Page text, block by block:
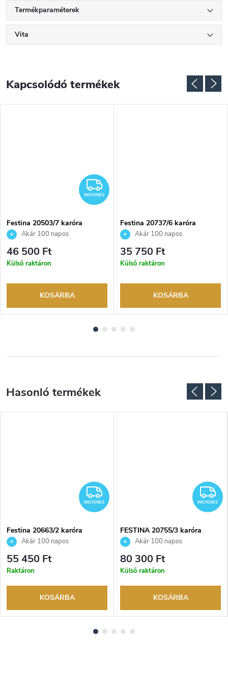
Termékparaméterek
Vita
Kapcsolódó termékek
INGYENES
INGYENES
Festina 20503/7 karóra
Akár 100 napos
visszaküldési lehetőség. Hivatalos
márkakereskedő.
46 500 Ft
Külső raktáron
KOSÁRBA
Festina 20737/6 karóra
Akár 100 napos
visszaküldési lehetőség. Hivatalos
márkakereskedő.
35 750 Ft
Külső raktáron
KOSÁRBA
INGYENES
INGYENES
Festina 20663/2 karóra
Akár 100 napos
visszaküldési lehetőség. Hivatalos
márkakereskedő.
55 450 Ft
Raktáron
KOSÁRBA
INGYENES
FESTINA 20755/3 karóra
Akár 100 napos
visszaküldési lehetőség. Hivatalos
márkakereskedő.
80 300 Ft
Külső raktáron
KOSÁRBA